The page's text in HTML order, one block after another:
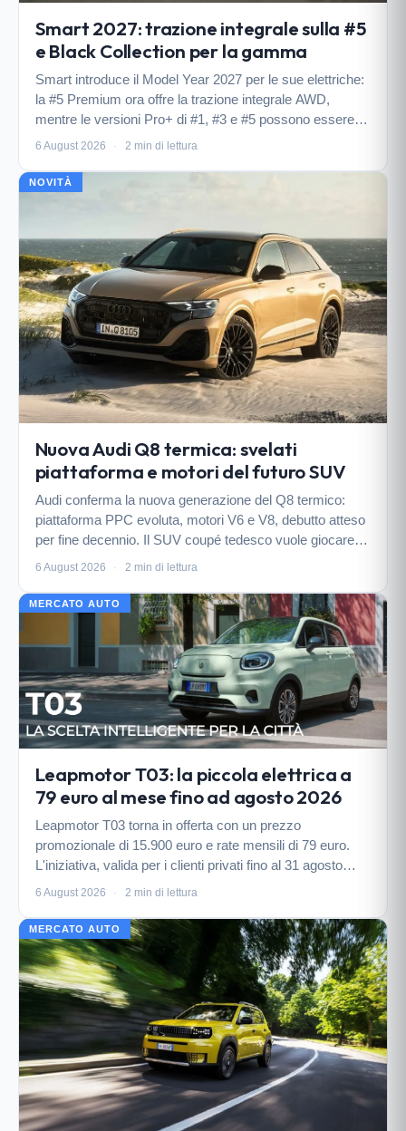
Smart 2027: trazione integrale sulla #5
e Black Collection per la gamma
Smart introduce il Model Year 2027 per le sue elettriche:
la #5 Premium ora offre la trazione integrale AWD,
mentre le versioni Pro+ di #1, #3 e #5 possono essere
ordinate con il pacchetto estetico Black Collection.
6 August 2026 · 2 min di lettura
NOVITÀ
Nuova Audi Q8 termica: svelati
piattaforma e motori del futuro SUV
Audi conferma la nuova generazione del Q8 termico:
piattaforma PPC evoluta, motori V6 e V8, debutto atteso
per fine decennio. Il SUV coupé tedesco vuole giocare la
carta della doppia motorizzazione.
6 August 2026 · 2 min di lettura
MERCATO AUTO
Leapmotor T03: la piccola elettrica a
79 euro al mese fino ad agosto 2026
Leapmotor T03 torna in offerta con un prezzo
promozionale di 15.900 euro e rate mensili di 79 euro.
L'iniziativa, valida per i clienti privati fino al 31 agosto
2026, prevede un anticipo di 7.377 euro e una maxi rata
6 August 2026 · 2 min di lettura
MERCATO AUTO